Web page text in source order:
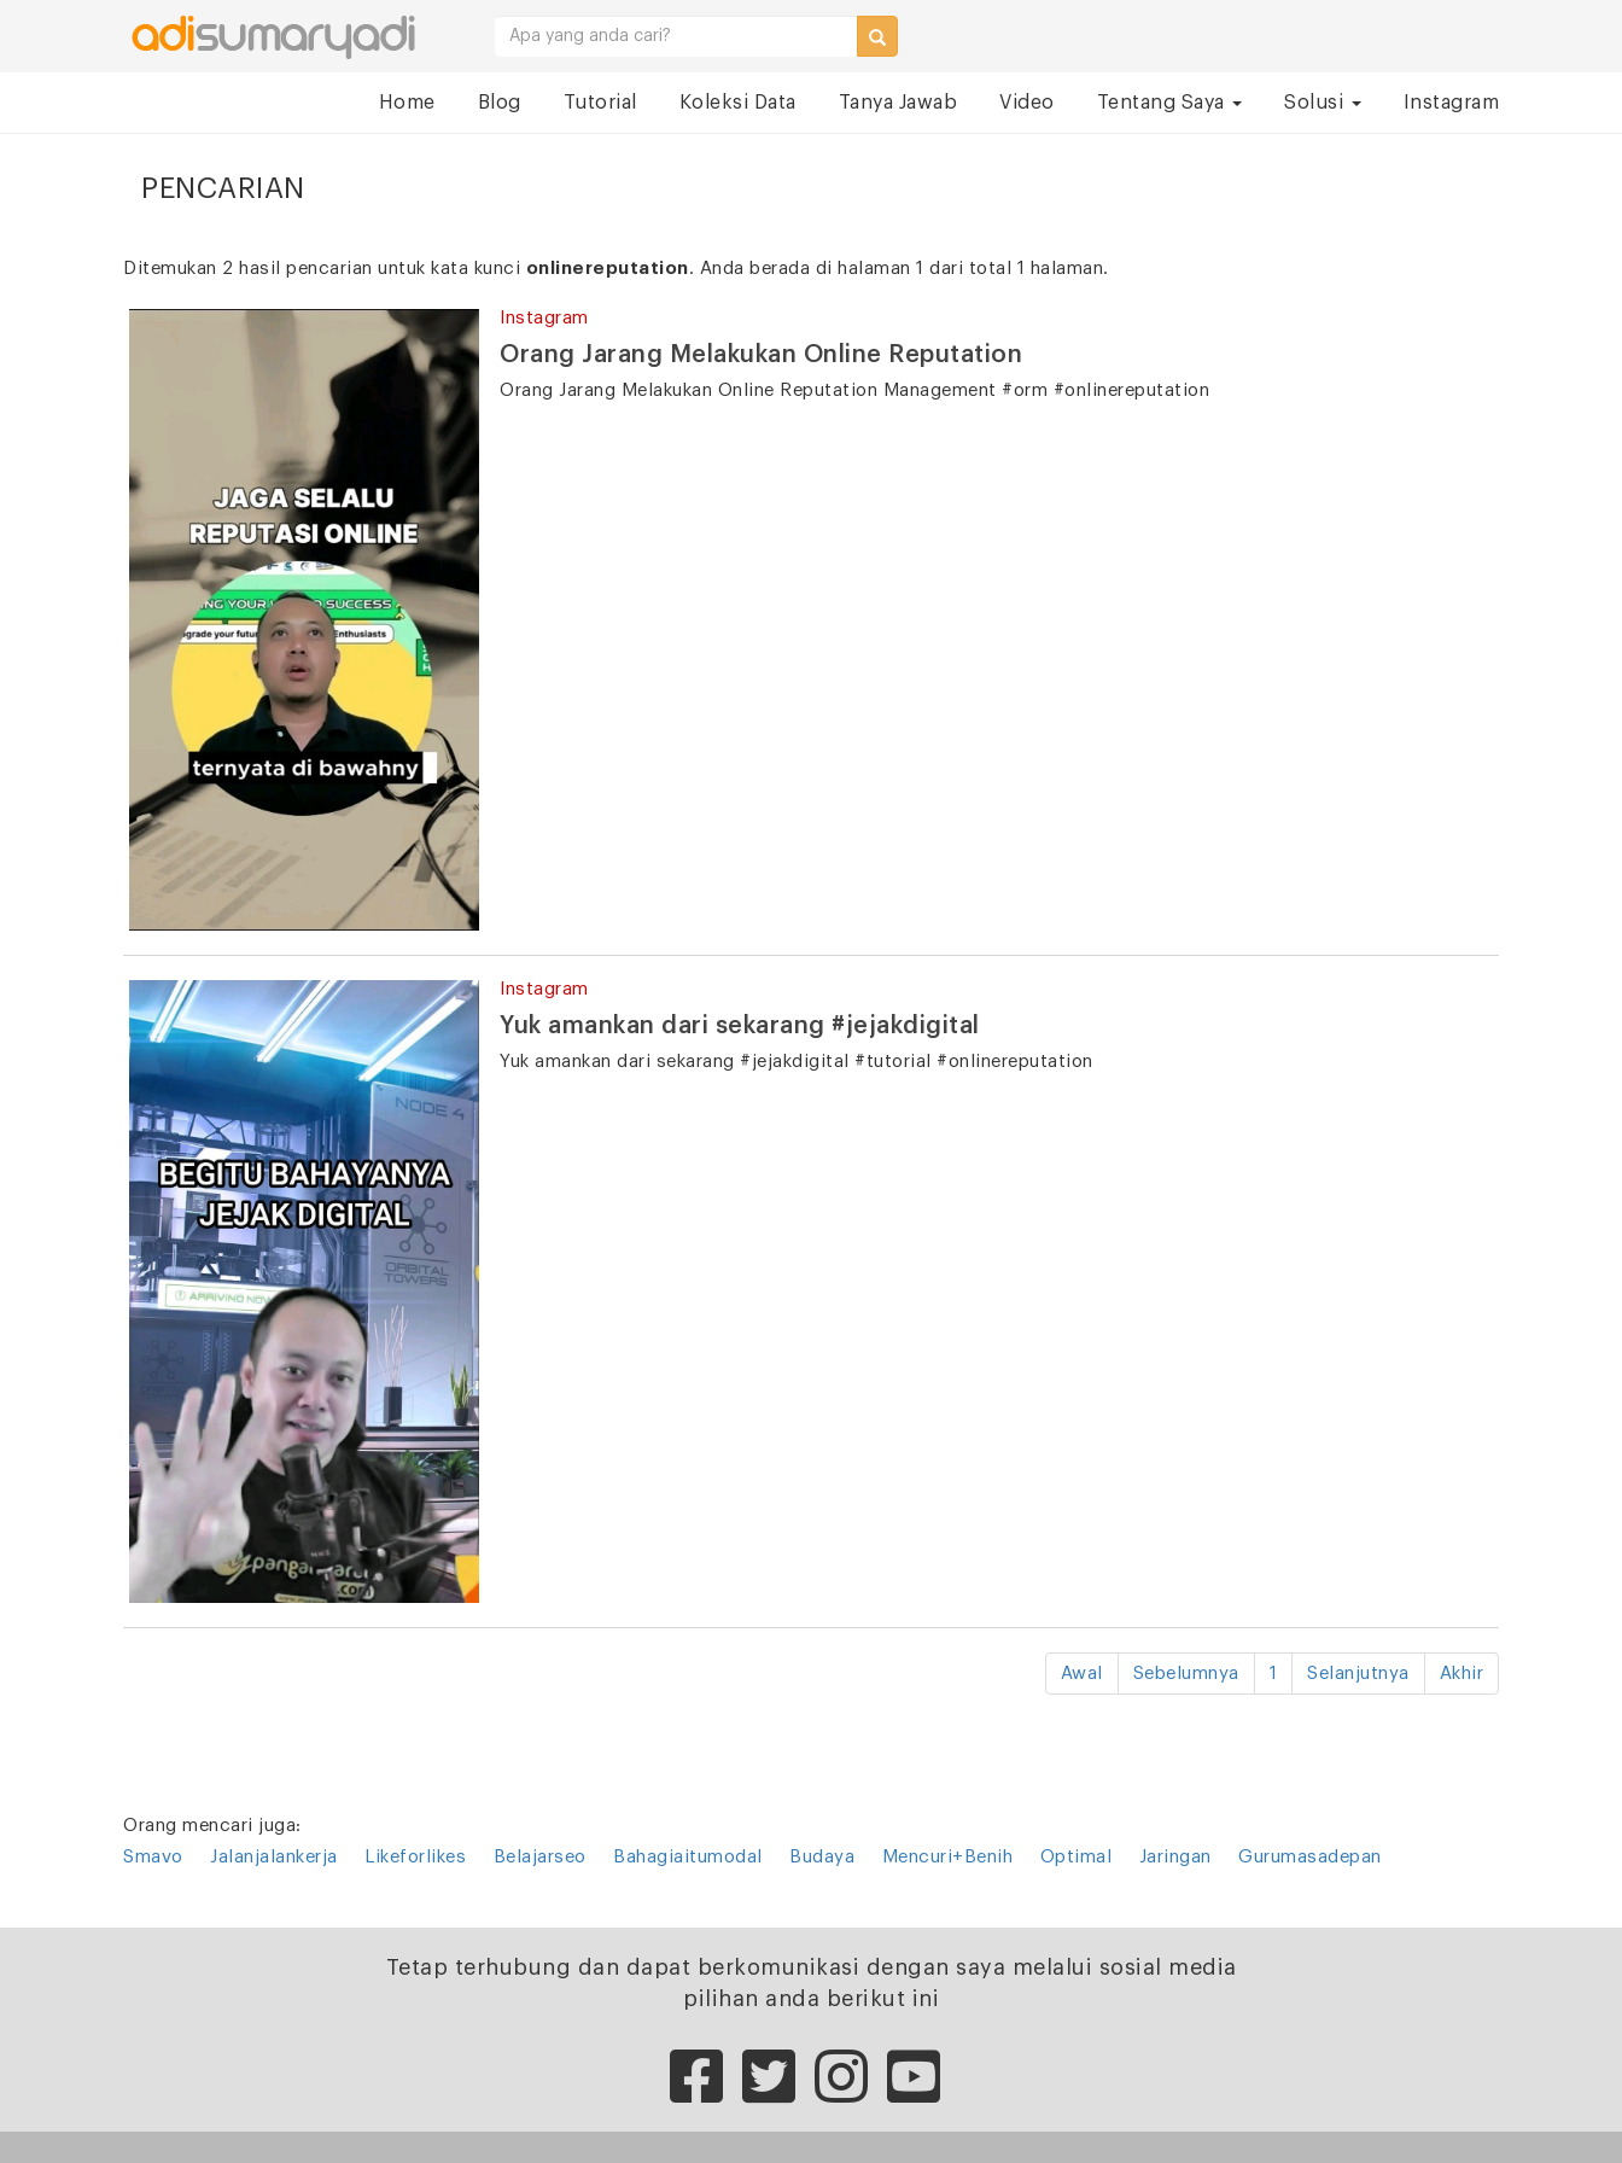
Home Blog Tutorial Koleksi Data Tanya Jawab Video Tentang Saya Solusi Instagram
PENCARIAN
Ditemukan 2 hasil pencarian untuk kata kunci onlinereputation. Anda berada di halaman 1 dari total 1 halaman.
Instagram
Orang Jarang Melakukan Online Reputation
Orang Jarang Melakukan Online Reputation Management #orm #onlinereputation
Instagram
Yuk amankan dari sekarang #jejakdigital
Yuk amankan dari sekarang #jejakdigital #tutorial #onlinereputation
Awal Sebelumnya 1 Selanjutnya Akhir
Orang mencari juga:
Smavo
Jalanjalankerja Likeforlikes Belajarseo Bahagiaitumodal Budaya Mencuri+Benih Optimal Jaringan Gurumasadepan
Tetap terhubung dan dapat berkomunikasi dengan saya melalui sosial media
pilihan anda berikut ini